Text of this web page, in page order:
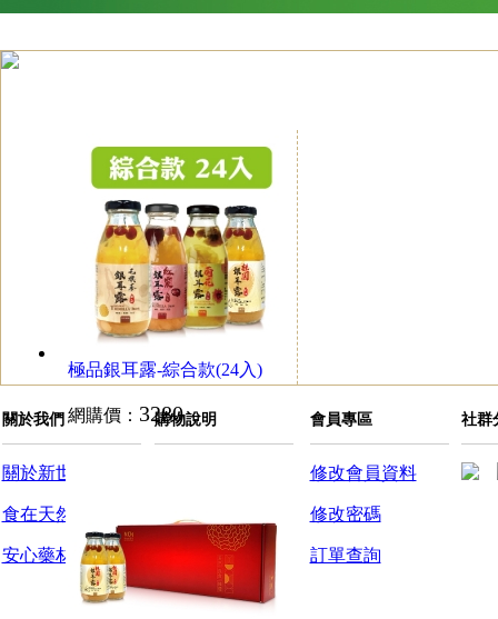
極品銀耳露-綜合款(24入)
網購價： 3280
關於我們
關於新世紀漢方
食在天然廠區
安心藥材宣言
購物說明
購買與配送
退貨須知
會員專區
修改會員資料
修改密碼
訂單查詢
社群